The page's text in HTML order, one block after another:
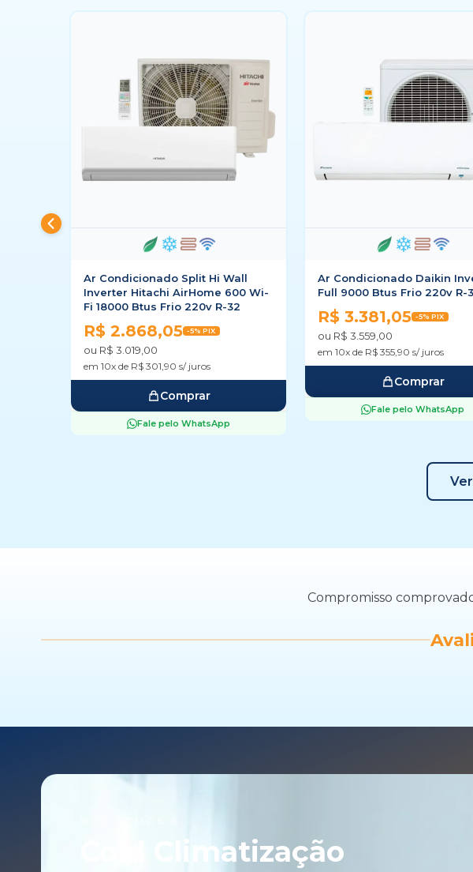
Ar Condicionado Daikin Inverter
Full 9000 Btus Frio 220v R-32
R$ 3.381,05
ou R$ 3.559,00
em 10x de R$ 355,90 s/ juros
Comprar
Ar Condicionado Samsung
Inverter WindFree Connect
18000 Btus Frio 220V R-32
R$ 3.596,70
ou R$ 3.786,00
em 10x de R$ 378,60 s/ juros
Comprar
Compromisso
Cold Climatização